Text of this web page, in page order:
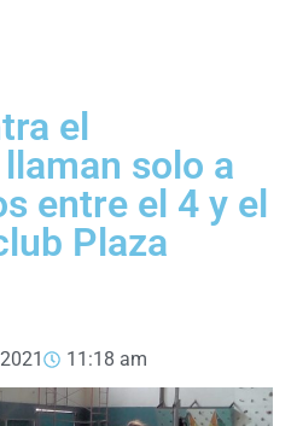
el
solo a
entre el 4 y el
Plaza
11:18 am